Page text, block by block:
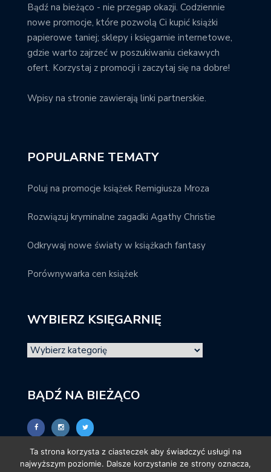
Bądź na bieżąco - nie przegap okazji. Codziennie
nowe promocje, które pozwolą Ci kupić książki
papierowe taniej; sklepy i księgarnie internetowe,
gdzie warto zajrzeć w poszukiwaniu ciekawych
ofert. Korzystaj z promocji i zaczytaj się na dobre!
Wpisy na stronie zawierają linki partnerskie.
POPULARNE TEMATY
Poluj na promocje książek Remigiusza Mroza
Rozwiązuj kryminalne zagadki Agathy Christie
Odkrywaj nowe światy w książkach fantasy
Porównywarka cen książek
WYBIERZ KSIĘGARNIĘ
BĄDŹ NA BIEŻĄCO
Ta strona korzysta z ciasteczek aby świadczyć usługi na
najwyższym poziomie. Dalsze korzystanie ze strony oznacza,